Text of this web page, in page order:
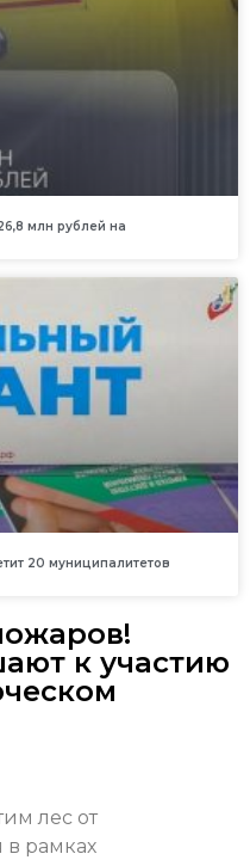
млн рублей на
20 муниципалитетов
к участию
лес от
в рамках